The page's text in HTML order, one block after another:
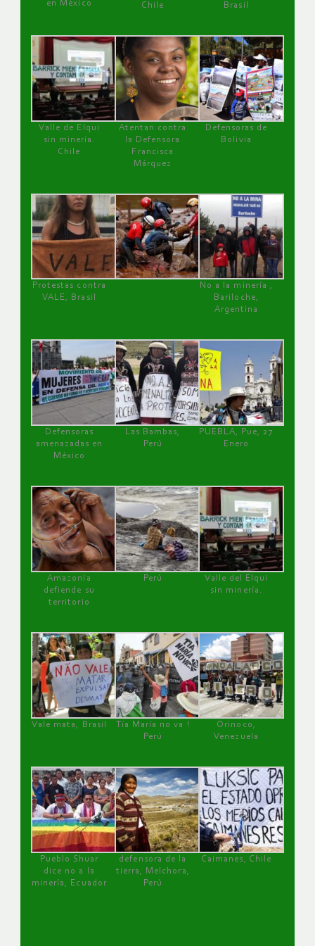
en México
Chile
Brasil
Valle de Elqui
sin minería.
Chile
Atentan contra
la Defensora
Francisca
Márquez
Defensoras de
Bolivia
Protestas contra
VALE, Brasil
No a la minería ,
Bariloche,
Argentina
Defensoras
amenazadas en
México
Las Bambas,
Perú
PUEBLA, Pue, 27
Enero
Amazonía
defiende su
territorio
Perú
Valle del Elqui
sin minería.
Vale mata, Brasil
Tía María no va !
Perú
Orinoco,
Venezuela
Pueblo Shuar
dice no a la
minería, Ecuador
defensora de la
tierra, Melchora,
Perú
Caimanes, Chile